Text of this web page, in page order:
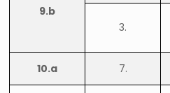
9.b
3.
10.a 7.